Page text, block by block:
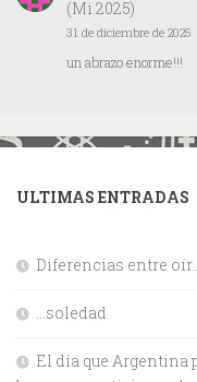
(Mi 2025)
31 de diciembre de 2025
un abrazo enorme!!!
ULTIMAS ENTRADAS
Diferencias entre
…soledad
El día que